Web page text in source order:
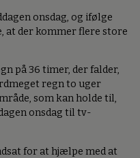
onsdag, og ifølge
at der kommer flere store
på 36 timer, der falder,
regn to uger
som kan holde til,
onsdag til tv-
for at hjælpe med at